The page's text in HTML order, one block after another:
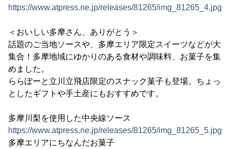
https://www.atpress.ne.jp/releases/81265/img_81265_4.jpg
＜おいしい多摩さん、ありがとう＞
話題のご当地ソースや、多摩エリア限定スイーツなどが大
集合！多摩地域にゆかりのある食材や調味料、お菓子を集
めました。
ららぽーと立川立飛店限定のスナック菓子も登場。ちょっ
としたギフトや手土産にもおすすめです。
多摩川梨を使用した中央線ソース
https://www.atpress.ne.jp/releases/81265/img_81265_5.jpg
多摩エリアにちなんだお菓子